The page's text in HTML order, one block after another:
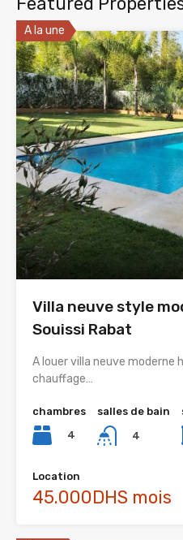
A la une
Villa neuve style
Souissi Rabat
A louer villa neuve moderne
chauffage…
chambres
4
salles de bain
4
Location
45.000DHS mois